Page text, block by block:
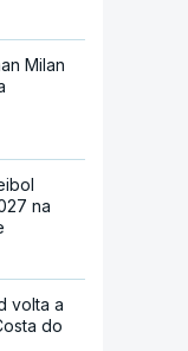
Milan
na
volta a
do